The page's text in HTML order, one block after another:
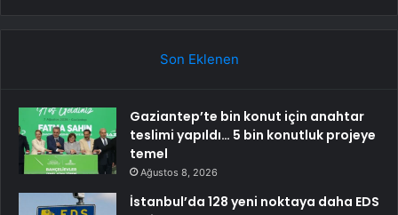
Son Eklenen
Gaziantep’te bin konut için anahtar
teslimi yapıldı… 5 bin konutluk projeye
temel
Ağustos 8, 2026
İstanbul’da 128 yeni noktaya daha EDS